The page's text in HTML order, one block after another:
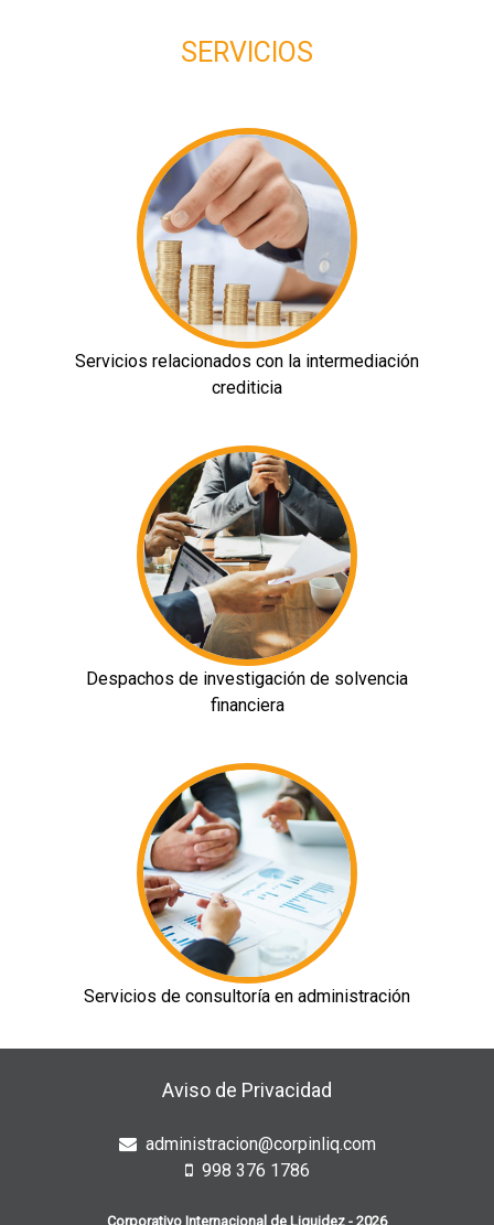
SERVICIOS
Servicios relacionados con la intermediación
crediticia
Despachos de investigación de solvencia
financiera
Servicios de consultoría en administración
Aviso de Privacidad
administracion@corpinliq.com
998 376 1786
Corporativo Internacional de Liquidez - 2026